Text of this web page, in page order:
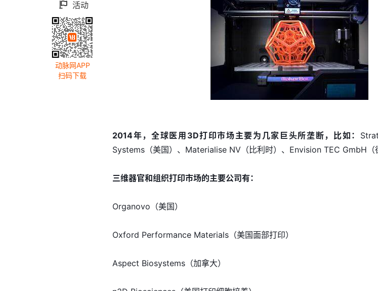
 活动
动脉网APP
扫码下载
2014年，全球医用 3D打印市场主要为几家巨头所垄断，比如：
Systems（美国）、Materialise NV（比利时）、Envision TEC GmbH（
三维器官和组织打印市场的主要公司有：
Organovo（美国）
Oxford Performance Materials（美国面部打印）
Aspect Biosystems（加拿大）